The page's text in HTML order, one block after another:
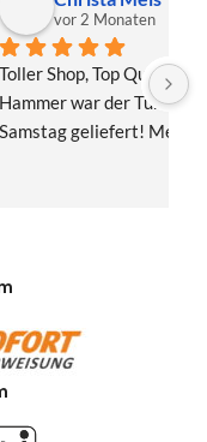
absolute
bestellt,